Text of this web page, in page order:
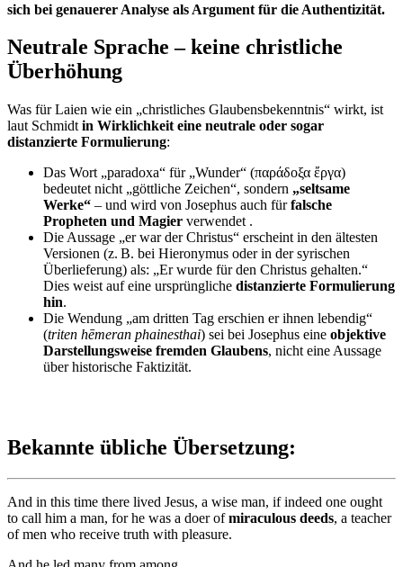
sich bei genauerer Analyse als Argument für die Authentizität.
Neutrale Sprache – keine christliche
Überhöhung
Was für Laien wie ein „christliches Glaubensbekenntnis“ wirkt, ist
laut Schmidt in Wirklichkeit eine neutrale oder sogar
distanzierte Formulierung:
Das Wort „paradoxa“ für „Wunder“ (παράδοξα ἔργα)
bedeutet nicht „göttliche Zeichen“, sondern „seltsame
Werke“ – und wird von Josephus auch fürfalsche
Propheten und Magier verwendet .
Die Aussage „er war der Christus“ erscheint in den ältesten
Versionen (z. B. bei Hieronymus oder in der syrischen
Überlieferung) als: „Er wurde für den Christus gehalten.“
Dies weist auf eine ursprüngliche distanzierte Formulierung
hin.
Die Wendung „am dritten Tag erschien er ihnen lebendig“
(triten hēmeran phainesthai) sei bei Josephus eine objektive
Darstellungsweise fremden Glaubens, nicht eine Aussage
über historische Faktizität.
Bekannte übliche Übersetzung:
And in this time there lived Jesus, a wise man, if indeed one ought
to call him a man, for he was a doer ofmiraculous deeds, a teacher
of men who receive truth with pleasure.